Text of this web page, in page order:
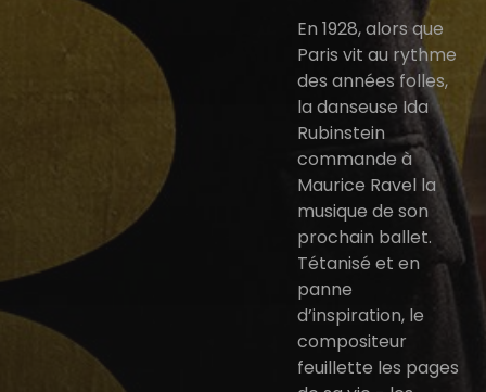
En 1928, alors que
Paris vit au rythme
des années folles,
la danseuse Ida
Rubinstein
commande à
Maurice Ravel la
musique de son
prochain ballet.
Tétanisé et en
panne
d’inspiration, le
compositeur
feuillette les pages